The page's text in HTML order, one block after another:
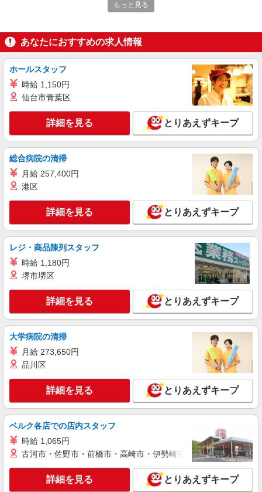
【熊谷市】 熊谷駅
キープ 詳細を見る
株式会社kotrio /●SI-H-2075031
シニア向けマンションで見守り・食事配膳など
時給1600円〜2250円 ＜日払い有/週払い有/交
通費全支給(ガソリン代含む)＞
【熊谷市】 熊谷駅
キープ 詳細を見る
派遣社員
株式会社kotrio /●SI-H-2101785
熊谷駅近く＊即日勤務･お試し勤務OK◎シニア
マンションSTAFF
時給1600円〜2250円 ＜日払い有/週払い有/交
通費全支給(ガソリン代含む)＞
キープ 詳細を見る
派遣社員
株式会社ブレイブ（マイナビグループ）/MDT11
介護スタッフ ◆デイサービス、サービス付き
高齢者向け住宅、グループホームなど様々な勤
未経験：時給1450〜1650円（資格・経験によ
る） 経験者：時給1650〜1850円（資格・経験によ
る） ◎月収例 時給1850円×1日8時間×22日（週5
日）＝32万5600円 ◆昇給あり ◆支払い方法 ※日
払い/週払い/月払い対応も可能です。詳しくは面談
時にご相談ください。 ◆交通費：別途全額支給 ※
埼玉県熊谷市 【最寄駅】 ◆各線「熊谷駅」 ◆
秩父鉄道「石原駅」 ◆秩父鉄道「大麻生駅」 ★そ
の他、近隣に多数勤務地あります！
派遣社員
株式会社トラストグロース 新宿本社 第3営業部
サービス付き高齢者向け住宅での介護士
もっと見る
あなたにおすすめの求人情報
ホールスタッフ
時給 1,150円
仙台市青葉区
詳細を見る とりあえずキープ
総合病院の清掃
月給 257,400円
港区
詳細を見る とりあえずキープ
レジ・商品陳列スタッフ
時給 1,180円
堺市堺区
詳細を見る とりあえずキープ
大学病院の清掃
月給 273,650円
品川区
詳細を見る とりあえずキープ
ベルク各店での店内スタッフ
時給 1,065円
古河市・佐野市・前橋市・高崎市・伊勢崎市・太田市・館林市
詳細を見る とりあえずキープ